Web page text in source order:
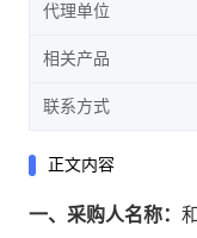
代理单位
相关产品
联系方式
正文内容
一、采购人名称：